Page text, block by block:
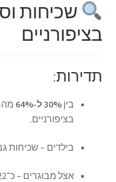
שכיחות
בציפורניים
תדירות:
בין 30% ל-64%
בציפורניים.
בילדים – שכיחות
אצל מבוגרים – כ־22–30%.